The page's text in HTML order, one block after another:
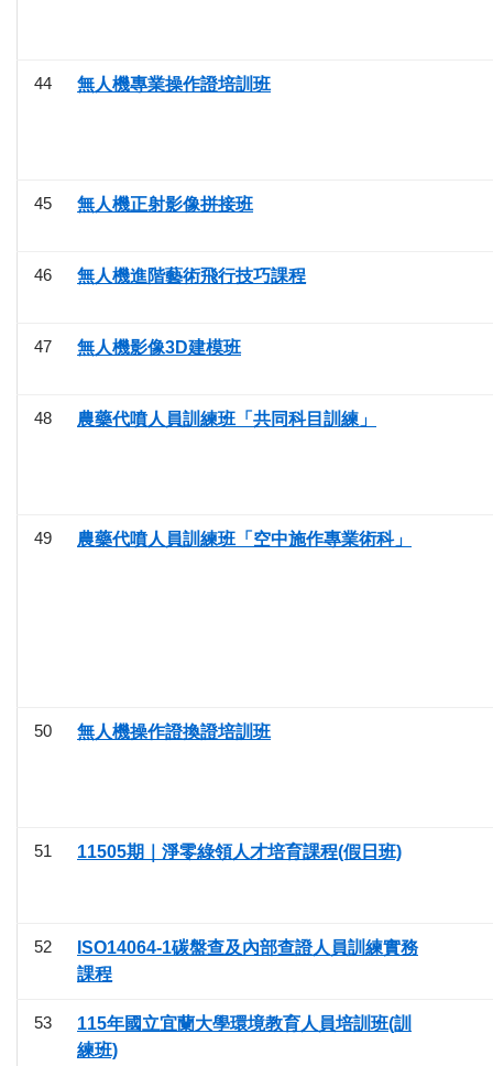
44 無人機專業操作證培訓班
45 無人機正射影像拼接班
46 無人機進階藝術飛行技巧課程
47 無人機影像3D建模班
48 農藥代噴人員訓練班「共同科目訓練」
49 農藥代噴人員訓練班「空中施作專業術科」
50 無人機操作證換證培訓班
51 11505期｜淨零綠領人才培育課程(假日班)
52
ISO14064-1碳盤查及內部查證人員訓練實務
課程
53
115年國立宜蘭大學環境教育人員培訓班(訓
練班)